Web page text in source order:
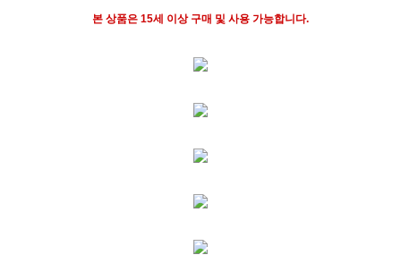
본 상품은 15세 이상 구매 및 사용 가능합니다.